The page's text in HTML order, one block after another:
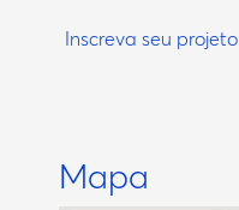
Inscreva seu projeto
Mapa